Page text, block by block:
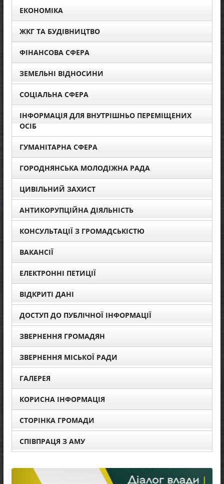
ЕКОНОМІКА
ЖКГ ТА БУДІВНИЦТВО
ФІНАНСОВА СФЕРА
ЗЕМЕЛЬНІ ВІДНОСИНИ
СОЦІАЛЬНА СФЕРА
ІНФОРМАЦІЯ ДЛЯ ВНУТРІШНЬО ПЕРЕМІЩЕНИХ
ОСІБ
ГУМАНІТАРНА СФЕРА
ГОРОДНЯНСЬКА МОЛОДІЖНА РАДА
ЦИВІЛЬНИЙ ЗАХИСТ
АНТИКОРУПЦІЙНА ДІЯЛЬНІСТЬ
КОНСУЛЬТАЦІЇ З ГРОМАДСЬКІСТЮ
ВАКАНСІЇ
ЕЛЕКТРОННІ ПЕТИЦІЇ
ВІДКРИТІ ДАНІ
ДОСТУП ДО ПУБЛІЧНОЇ ІНФОРМАЦІЇ
ЗВЕРНЕННЯ ГРОМАДЯН
ЗВЕРНЕННЯ МІСЬКОЇ РАДИ
ГАЛЕРЕЯ
КОРИСНА ІНФОРМАЦІЯ
СТОРІНКА ГРОМАДИ
СПІВПРАЦЯ З АМУ